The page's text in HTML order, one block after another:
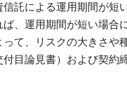
信託による運用期間が短
ば、運用期間が短い場合
って、リスクの大きさや
目論見書）および契約